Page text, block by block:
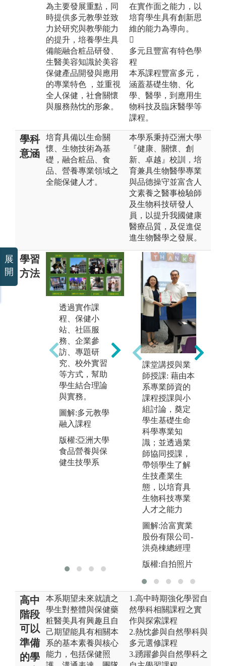
為主要發展重點，同
時提供多元教學並致
力於研究與教學能力
的提升，培養學生具
備能融合粧品研發、
生醫美容知識於美容
保健產品開發與應用
的專業特色 ，並重視
全人保健，社會關懷
與服務熱忱的形象。
在實作面之能力，以
培育學生具有創新思
維的能力為導向。

多元且豐富有特色學
程
本系課程豐富多元，
涵蓋基礎生物、化
學、醫學，到應用生
物科技及臨床醫學等
課程。
學科
意涵
培育具備以生命關
懷、生物技術為基
礎，融合粧品、食
品、營養專業領域之
全能保健人才。
本學系秉持亞洲大學
『健康、關懷、創
新、卓越』校訓，培
育兼具生物醫學專業
與品德操守並富含人
文素養之醫事檢驗師
及生物科技研發人
員，以提升我國健康
醫療品質，及促進促
進生物醫學之發展。
學習
方法
透過實作課
程、保健小
站、社區服
務、企業參
訪、專題研
究、校外實習
等方式，幫助
學生結合理論
與實務。
圖解:多元教學
融入課程
版權:亞洲大學
食品營養與保
健生技學系
教導學生學習
化粧品學、芳
香學、中醫美
容學、美容護
膚彩粧與技
術、機能性化
粧品、醫學美
容、化粧品調
製、化粧品分
析檢驗等知
識，幫助學生
結合理論與實
務，養成保健
與化粧品產業
的核心能力。
圖解:化粧品調
製實驗口紅、
透明香皂及眼
影製作
版權:亞洲大學
食品營養與保
健生技學系
課堂講授與業
師授課: 藉由本
系專業師資的
課程授課與小
組討論，奠定
學生基礎生命
科學專業知
識；並透過業
師協同授課，
帶領學生了解
生技產業生
態，以培育具
生物科技專業
人才之能力
圖解:洽富實業
股份有限公司-
洪堯棟總經理
版權:自拍照片
高中
階段
可以
準備
的學
本系期望未來就讀之
學生對整體與保健藥
粧醫美具有興趣且自
己期望能具有相關本
系的基本素養與核心
能力，包括保健照
1.高中時期強化學習自
然學科相關課程之實
作與探索課程
2.熱忱參與自然學科與
多元選修課程
3.踴躍參與自然學科之
展
開